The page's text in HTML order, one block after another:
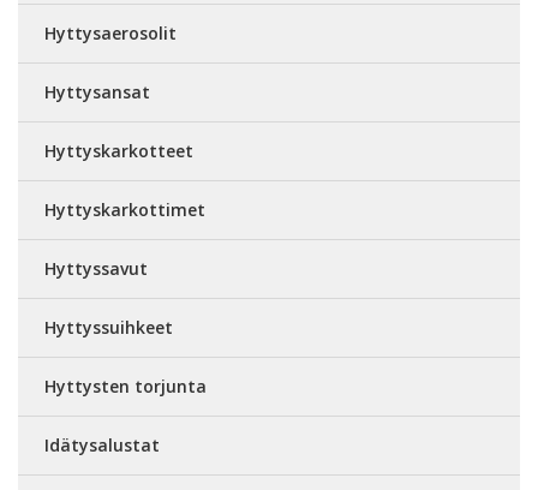
Hyttysaerosolit
Hyttysansat
Hyttyskarkotteet
Hyttyskarkottimet
Hyttyssavut
Hyttyssuihkeet
Hyttysten torjunta
Idätysalustat